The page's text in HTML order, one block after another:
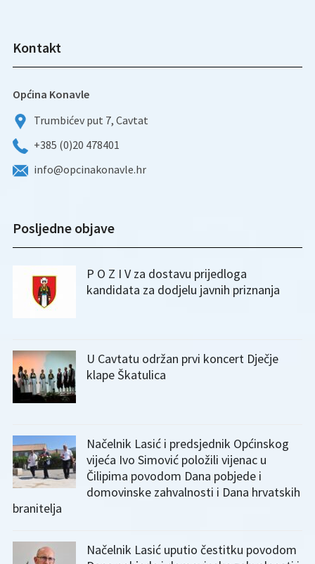
Kontakt
Općina Konavle
Trumbićev put 7, Cavtat
+385 (0)20 478401
info@opcinakonavle.hr
Posljedne objave
P O Z I V za dostavu prijedloga
kandidata za dodjelu javnih priznanja
U Cavtatu održan prvi koncert Dječje
klape Škatulica
Načelnik Lasić i predsjednik Općinskog
vijeća Ivo Simović položili vijenac u
Čilipima povodom Dana pobjede i
domovinske zahvalnosti i Dana hrvatskih
branitelja
Načelnik Lasić uputio čestitku povodom